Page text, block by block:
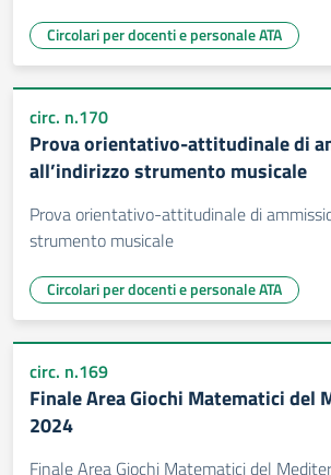
Circolari per docenti e personale ATA
circ. n.170
Prova orientativo-attitudinale di
all’indirizzo strumento musicale
Prova orientativo-attitudinale di
strumento musicale
Circolari per docenti e personale ATA
circ. n.169
Finale Area Giochi Matematici del
2024
Finale Area Giochi Matematici del